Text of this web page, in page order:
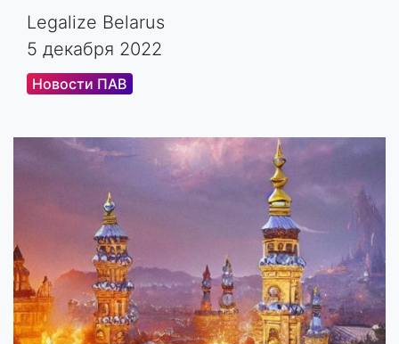
Legalize Belarus
5 декабря 2022
Новости ПАВ